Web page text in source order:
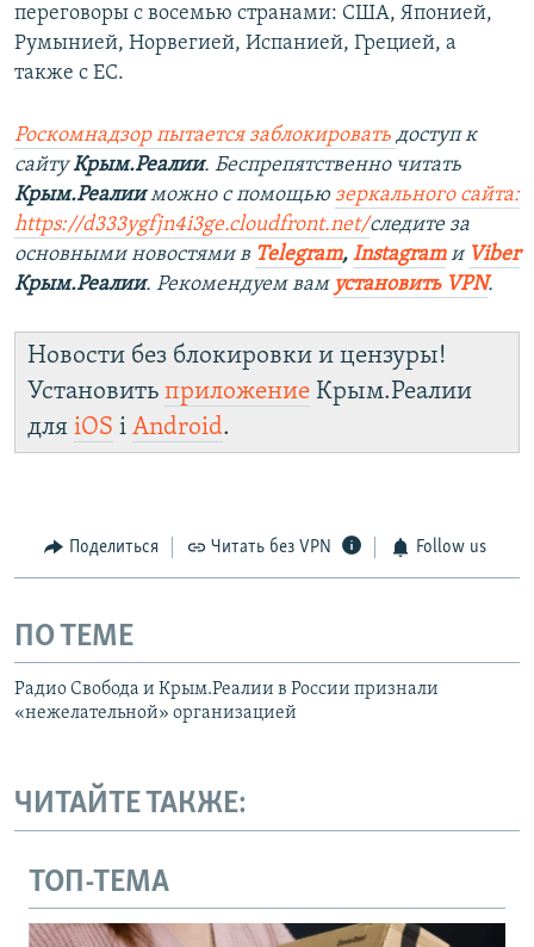
переговоры с восемью странами: США, Японией,
Румынией, Норвегией, Испанией, Грецией, а
также с ЕС.
Роскомнадзор пытается заблокировать доступ к
сайтуКрым.Реалии. Беспрепятственно читать
Крым.Реалииможно с помощью зеркального сайта:
https://d333ygfjn4i3ge.cloudfront.net/следите за
основными новостями в Telegram, Instagramи Viber
Крым.Реалии. Рекомендуем вам установить VPN.
Новости без блокировки и цензуры!
Установить приложение Крым.Реалии
для iOS і Android.
Поделиться Читать без VPN Follow us
ПО ТЕМЕ
Радио Свобода и Крым.Реалии в России признали
«нежелательной» организацией
ЧИТАЙТЕ ТАКЖЕ:
ТОП-ТЕМА